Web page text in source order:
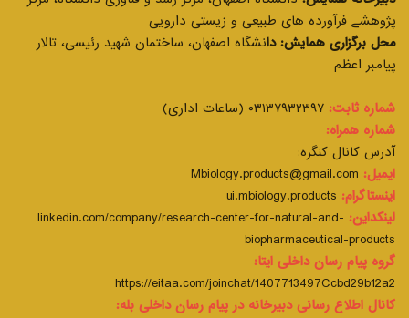
پژوهشے فرآورده های طبیعی و زیستی دارویی
محل برگزاری همایش: دانشگاه اصفهان، ساختمان شهید رئیسی، تالار
پیامبر اعظم
شماره ثابت: ۰۳۱۳۷۹۳۲۳۹۷ (ساعات اداری)
شماره همراه:
آدرس کانال کنگره:
ایمیل:
اینستاگرام: ui.mbiology.products
لینکداین: linkedin.com/company/research-center-for-natural-and-
biopharmaceutical-products
گروه پیام رسان داخلی ایتا:
https://eitaa.com/joinchat/1407713497Ccbd29b12a2
کانال اطلاع رسانی دبیرخانه در پیام رسان داخلی بله: